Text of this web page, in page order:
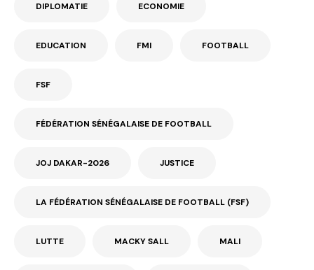
DIPLOMATIE ECONOMIE
EDUCATION FMI FOOTBALL
FSF
FÉDÉRATION SÉNÉGALAISE DE FOOTBALL
JOJ DAKAR-2026 JUSTICE
LA FÉDÉRATION SÉNÉGALAISE DE FOOTBALL (FSF)
LUTTE MACKY SALL MALI